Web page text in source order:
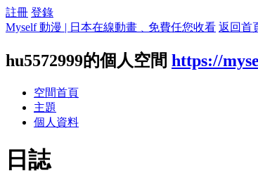
註冊 登錄
Myself 動漫 | 日本在線動畫﹑免費任您收看 返回首
hu5572999的個人空間 https://
空間首頁
主題
個人資料
日誌